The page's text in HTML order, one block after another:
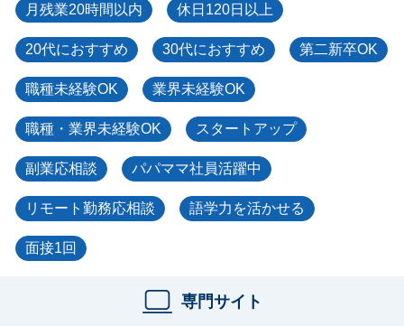
月残業20時間以内 休日120日以上
20代におすすめ 30代におすすめ 第二新卒OK
職種未経験OK 業界未経験OK
職種・業界未経験OK スタートアップ
副業応相談 パパママ社員活躍中
リモート勤務応相談 語学力を活かせる
面接1回
専門サイト